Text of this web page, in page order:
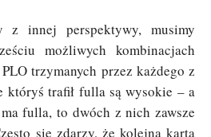
z innej perspektywy, musimy
możliwych kombinacjach
trzymanych przez każdego z
któryś trafił fulla są wysokie – a
fulla, to dwóch z nich zawsze
się zdarzy, że kolejna karta